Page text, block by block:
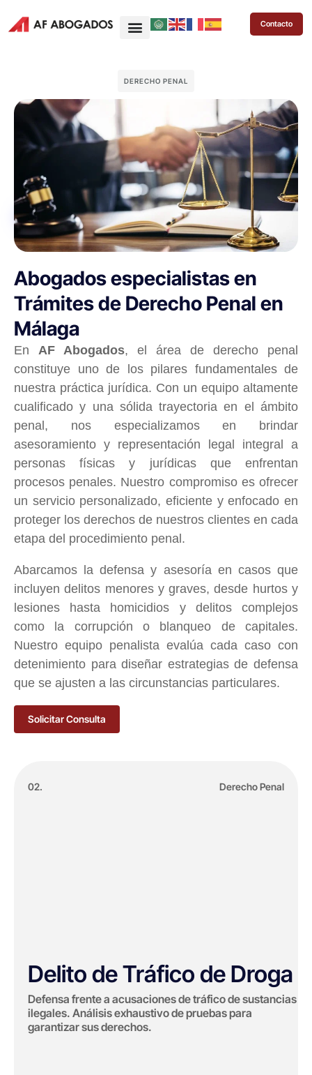
Contacto
DERECHO PENAL
Abogados especialistas en
Trámites de Derecho Penal en
Málaga
En AF Abogados, el área de derecho penal
constituye uno de los pilares fundamentales de
nuestra práctica jurídica. Con un equipo altamente
cualificado y una sólida trayectoria en el ámbito
penal, nos especializamos en brindar
asesoramiento y representación legal integral a
personas físicas y jurídicas que enfrentan
procesos penales. Nuestro compromiso es ofrecer
un servicio personalizado, eficiente y enfocado en
proteger los derechos de nuestros clientes en cada
etapa del procedimiento penal.
Abarcamos la defensa y asesoría en casos que
incluyen delitos menores y graves, desde hurtos y
lesiones hasta homicidios y delitos complejos
como la corrupción o blanqueo de capitales.
Nuestro equipo penalista evalúa cada caso con
detenimiento para diseñar estrategias de defensa
que se ajusten a las circunstancias particulares.
Solicitar Consulta
02. Derecho Penal
Delito de Tráfico de Droga
Defensa frente a acusaciones de tráfico de sustancias
ilegales. Análisis exhaustivo de pruebas para
garantizar sus derechos.